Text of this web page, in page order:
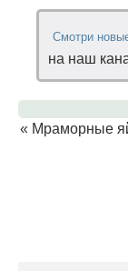
Смотри
на наш
« Мраморные